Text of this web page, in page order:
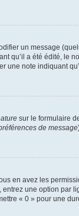
un message
a été édité, le
note indiquant
sur le formulaire
de message
en avez les
une option
« 0 » pour une